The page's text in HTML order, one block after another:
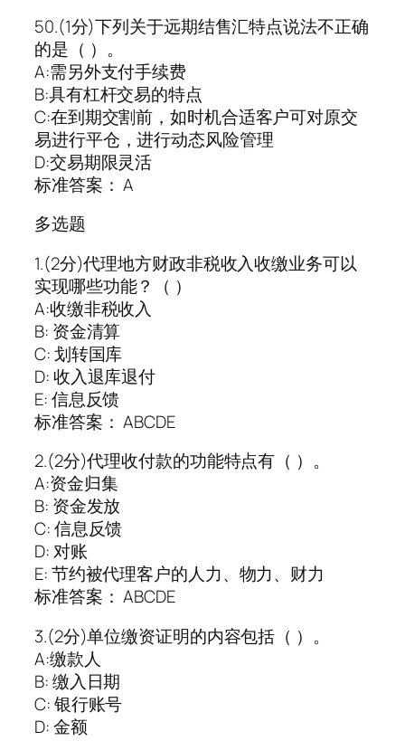
50.(1分)下列关于远期结售汇特点说法不正确
的是（ ）。
A:需另外支付手续费
B:具有杠杆交易的特点
C:在到期交割前，如时机合适客户可对原交
易进行平仓，进行动态风险管理
D:交易期限灵活
标准答案： A
多选题
1.(2分)代理地方财政非税收入收缴业务可以
实现哪些功能？（ ）
A:收缴非税收入
B: 资金清算
C: 划转国库
D: 收入退库退付
E: 信息反馈
标准答案： ABCDE
2.(2分)代理收付款的功能特点有（ ）。
A:资金归集
B: 资金发放
C: 信息反馈
D: 对账
E: 节约被代理客户的人力、物力、财力
标准答案： ABCDE
3.(2分)单位缴资证明的内容包括（ ）。
A:缴款人
B: 缴入日期
C: 银行账号
D: 金额